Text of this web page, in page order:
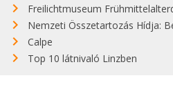
Freilichtmuseum
Nemzeti Összetartozás Hídja:
Calpe
Top 10 látnivaló Linzben